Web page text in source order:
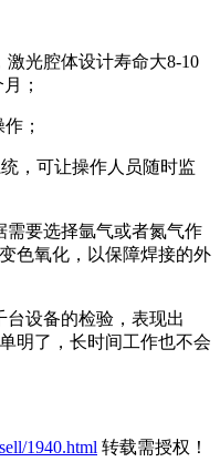
光腔体设计寿命大8-10
；
；
，可让操作人员随时监
需要选择氩气或者氮气作
色氧化，以保障焊接的外
台设备的检验，表现出
明了，长时间工作也不会
1940.html 转载需授权！